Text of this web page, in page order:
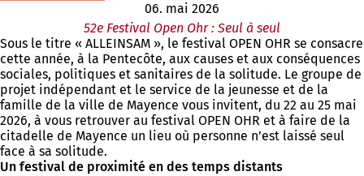
06. mai 2026
52e Festival Open Ohr : Seul à seul
Sous le titre « ALLEINSAM », le festival OPEN OHR se consacre
cette année, à la Pentecôte, aux causes et aux conséquences
sociales, politiques et sanitaires de la solitude. Le groupe de
projet indépendant et le service de la jeunesse et de la
famille de la ville de Mayence vous invitent, du 22 au 25 mai
2026, à vous retrouver au festival OPEN OHR et à faire de la
citadelle de Mayence un lieu où personne n’est laissé seul
face à sa solitude.
Un festival de proximité en des temps distants